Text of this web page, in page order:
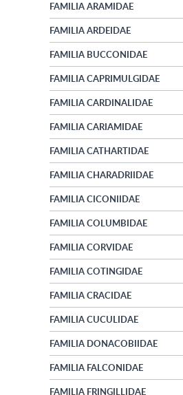
FAMILIA ARAMIDAE
FAMILIA ARDEIDAE
FAMILIA BUCCONIDAE
FAMILIA CAPRIMULGIDAE
FAMILIA CARDINALIDAE
FAMILIA CARIAMIDAE
FAMILIA CATHARTIDAE
FAMILIA CHARADRIIDAE
FAMILIA CICONIIDAE
FAMILIA COLUMBIDAE
FAMILIA CORVIDAE
FAMILIA COTINGIDAE
FAMILIA CRACIDAE
FAMILIA CUCULIDAE
FAMILIA DONACOBIIDAE
FAMILIA FALCONIDAE
FAMILIA FRINGILLIDAE